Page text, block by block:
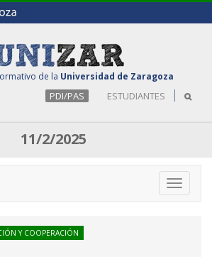
de la Universidad de Zaragoza
PDI/PAS ESTUDIANTES
11/2/2025
Toggle
Y COOPERACIÓN